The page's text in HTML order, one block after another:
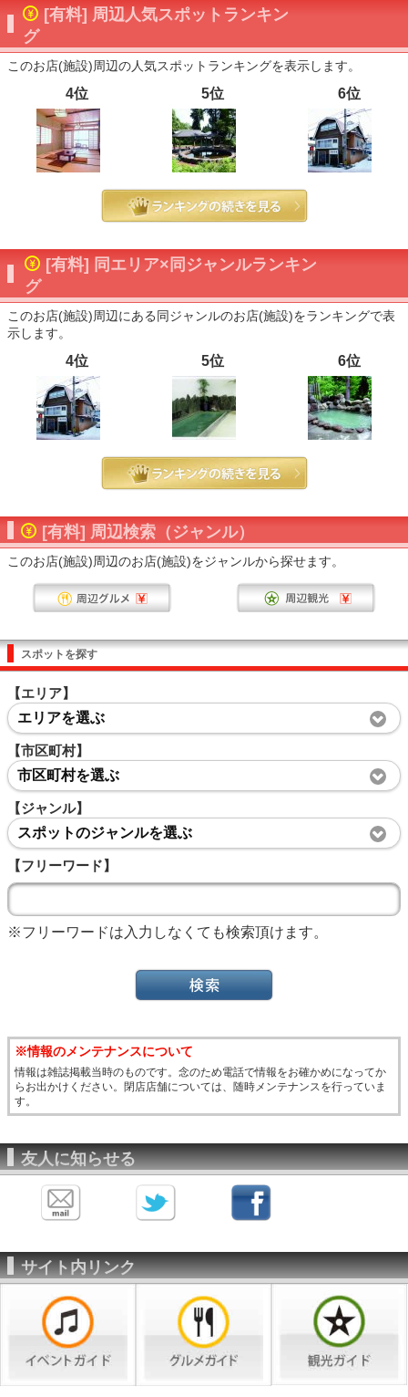
[有料] 周辺人気スポットランキン
グ
このお店(施設)周辺の人気スポットランキングを表示します。
4位 5位 6位
[有料] 同エリア×同ジャンルランキン
グ
このお店(施設)周辺にある同ジャンルのお店(施設)をランキングで表
示します。
4位 5位 6位
[有料] 周辺検索（ジャンル）
このお店(施設)周辺のお店(施設)をジャンルから探せます。
スポットを探す
【エリア】
エリアを選ぶ
【市区町村】
市区町村を選ぶ
【ジャンル】
スポットのジャンルを選ぶ
【フリーワード】
※フリーワードは入力しなくても検索頂けます。
※情報のメンテナンスについて
情報は雑誌掲載当時のものです。念のため電話で情報をお確かめになってか
らお出かけください。閉店店舗については、随時メンテナンスを行っていま
す。
友人に知らせる
サイト内リンク